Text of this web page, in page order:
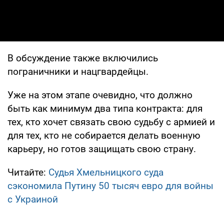
В обсуждение также включились
пограничники и нацгвардейцы.
Уже на этом этапе очевидно, что должно
быть как минимум два типа контракта: для
тех, кто хочет связать свою судьбу с армией и
для тех, кто не собирается делать военную
карьеру, но готов защищать свою страну.
Читайте: Судья Хмельницкого суда
сэкономила Путину 50 тысяч евро для войны
с Украиной